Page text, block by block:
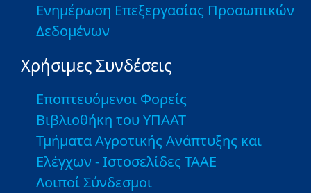
Ενημέρωση Επεξεργασίας Προσωπικών
Δεδομένων
Χρήσιμες Συνδέσεις
Εποπτευόμενοι Φορείς
Βιβλιοθήκη του ΥΠΑΑΤ
Τμήματα Αγροτικής Ανάπτυξης και
Ελέγχων - Ιστοσελίδες ΤΑΑΕ
Λοιποί Σύνδεσμοι